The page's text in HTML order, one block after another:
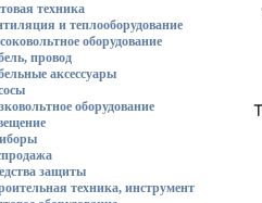
техника
и теплооборудование
оборудование
провод
аксессуары
оборудование
защиты
техника, инструмент